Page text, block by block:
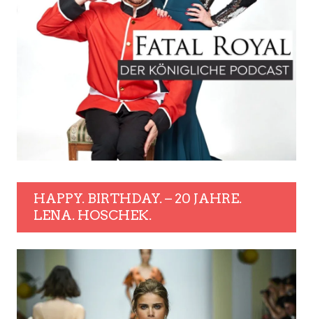
HAPPY. BIRTHDAY. – 20 JAHRE.
LENA. HOSCHEK.